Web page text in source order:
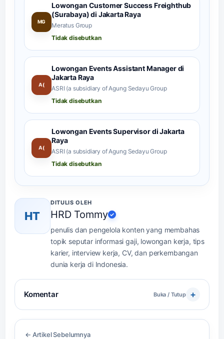
MG
Lowongan Customer Success Freighthub
(Surabaya) di Jakarta Raya
Meratus Group
Tidak disebutkan
A(
Lowongan Events Assistant Manager di
Jakarta Raya
ASRI (a subsidiary of Agung Sedayu Group
Tidak disebutkan
A(
Lowongan Events Supervisor di Jakarta
Raya
ASRI (a subsidiary of Agung Sedayu Group
Tidak disebutkan
HT
DITULIS OLEH
HRD Tommy ✓
penulis dan pengelola konten yang membahas
topik seputar informasi gaji, lowongan kerja, tips
karier, interview kerja, CV, dan perkembangan
dunia kerja di Indonesia.
Komentar Buka / Tutup
← Artikel Sebelumnya